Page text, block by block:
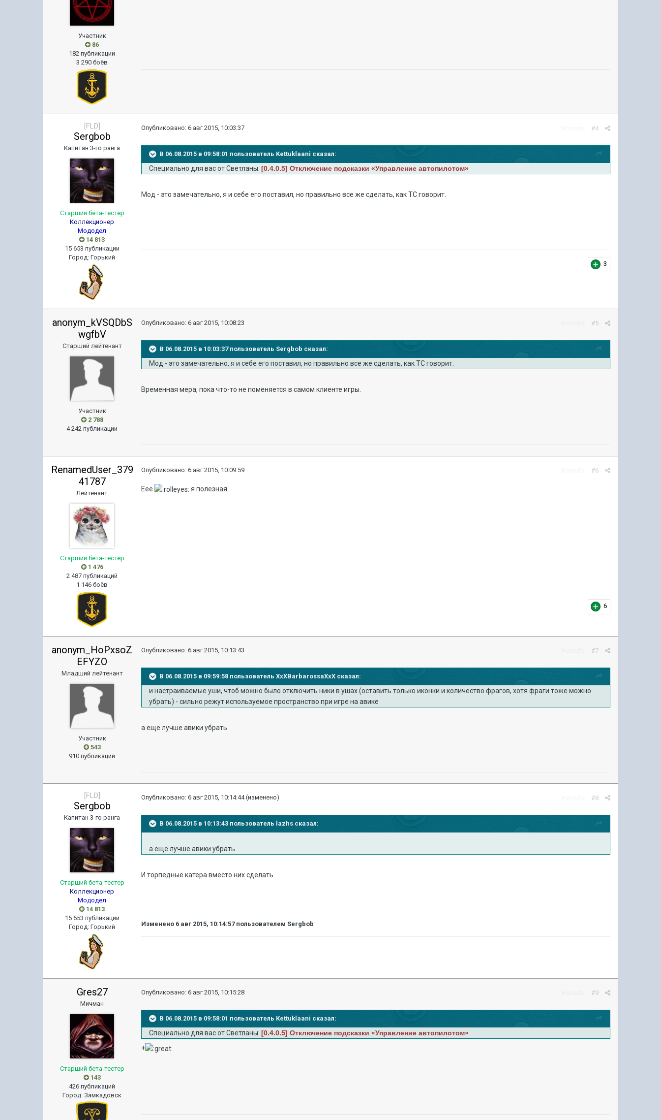
Участник
86
182 публикации
3 290 боёв
[FLD]
Sergbob
Капитан 3-го ранга
Старший бета-тестер
Коллекционер
Мододел
14 813
15 653 публикации
Город:Горький
#4
Опубликовано:6 авг 2015, 10:03:37
В 06.08.2015 в 09:58:01 пользователь Kettuklaani сказал:
Специально для вас от Светланы:[0.4.0.5] Отключение подсказки «Управление автопилотом»
Мод - это замечательно, я и себе его поставил, но правильно все же сделать, как ТС говорит.
3
anonym_kVSQDbS
wgfbV
Старший лейтенант
Участник
2 788
4 242 публикации
#5
Опубликовано:6 авг 2015, 10:08:23
В 06.08.2015 в 10:03:37 пользователь Sergbob сказал:
Мод - это замечательно, я и себе его поставил, но правильно все же сделать, как ТС говорит.
Временная мера, пока что-то не поменяется в самом клиенте игры.
RenamedUser_379
41787
Лейтенант
Старший бета-тестер
1 476
2 487 публикаций
1 146 боёв
#6
Опубликовано:6 авг 2015, 10:09:59
Еее я полезная.
6
anonym_HoPxsoZ
EFYZO
Младший лейтенант
Участник
543
910 публикаций
#7
Опубликовано:6 авг 2015, 10:13:43
В 06.08.2015 в 09:59:58 пользователь XxXBarbarossaXxX сказал:
и настраиваемые уши, чтоб можно было отключить ники в ушах (оставить только иконки и количество фрагов, хотя фраги тоже можно
убрать) - сильно режут используемое пространство при игре на авике
а еще лучше авики убрать
[FLD]
Sergbob
Капитан 3-го ранга
Старший бета-тестер
Коллекционер
Мододел
14 813
15 653 публикации
Город:Горький
#8
Опубликовано:6 авг 2015, 10:14:44 (изменено)
В 06.08.2015 в 10:13:43 пользователь lazhs сказал:
а еще лучше авики убрать
И торпедные катера вместо них сделать.
Изменено 6 авг 2015, 10:14:57пользователем Sergbob
Gres27
Мичман
Старший бета-тестер
143
426 публикаций
Город: Замкадовск
#9
Опубликовано:6 авг 2015, 10:15:28
В 06.08.2015 в 09:58:01 пользователь Kettuklaani сказал:
Специально для вас от Светланы:[0.4.0.5] Отключение подсказки «Управление автопилотом»
+